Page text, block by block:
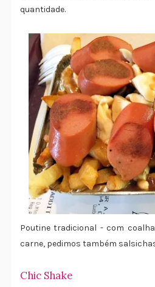
quantidade.
Poutine tradicional - com
carne, pedimos também
Chic Shake